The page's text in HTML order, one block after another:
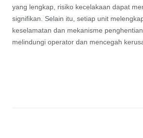
yang lengkap, risiko kecelakaan dapat
signifikan. Selain itu, setiap unit
keselamatan dan mekanisme
melindungi operator dan mencegah